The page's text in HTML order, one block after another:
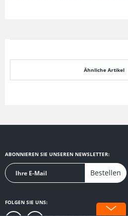
Ähnliche Artikel
ABONNIEREN SIE UNSEREN NEWSLETTER:
Bestellen
FOLGEN SIE UNS: